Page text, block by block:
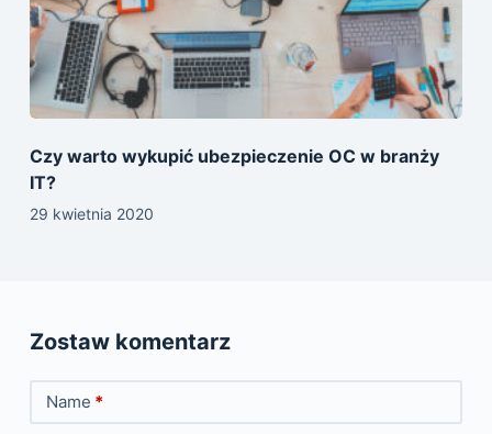
Czy warto wykupić ubezpieczenie OC w branży
IT?
29 kwietnia 2020
Zostaw komentarz
Name *